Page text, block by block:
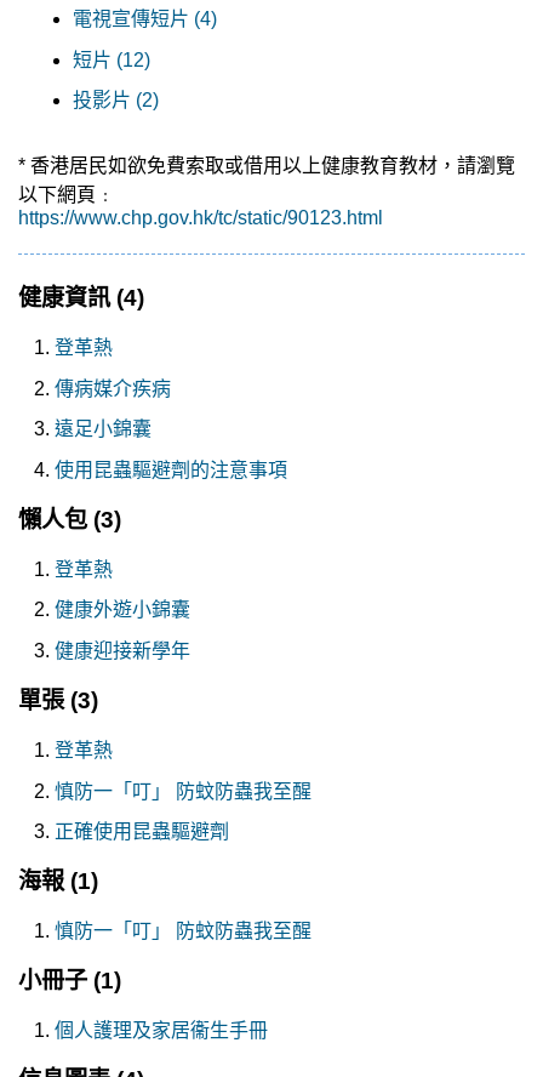
電視宣傳短片 (4)
短片 (12)
投影片 (2)
* 香港居民如欲免費索取或借用以上健康教育教材，請瀏覽
以下網頁﹕
https://www.chp.gov.hk/tc/static/90123.html
健康資訊 (4)
登革熱
傳病媒介疾病
遠足小錦囊
使用昆蟲驅避劑的注意事項
懶人包 (3)
登革熱
健康外遊小錦囊
健康迎接新學年
單張 (3)
登革熱
慎防一「叮」 防蚊防蟲我至醒
正確使用昆蟲驅避劑
海報 (1)
慎防一「叮」 防蚊防蟲我至醒
小冊子 (1)
個人護理及家居衞生手冊